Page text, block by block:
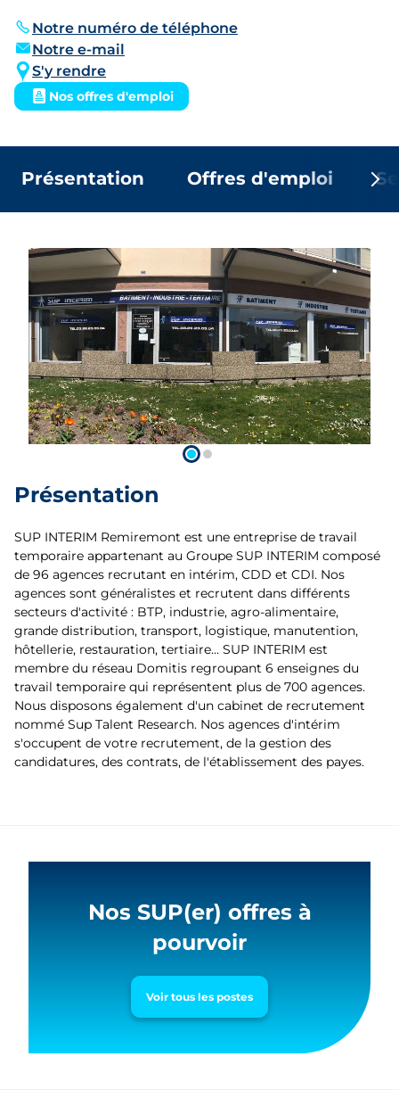
Notre numéro de téléphone
Notre e-mail
S'y rendre
Nos offres d'emploi
Présentation Offres d'emploi
Présentation
SUP INTERIM Remiremont est une entreprise de travail
temporaire appartenant au Groupe SUP INTERIM composé
de 96 agences recrutant en intérim, CDD et CDI. Nos
agences sont généralistes et recrutent dans différents
secteurs d'activité : BTP, industrie, agro-alimentaire,
grande distribution, transport, logistique, manutention,
hôtellerie, restauration, tertiaire... SUP INTERIM est
membre du réseau Domitis regroupant 6 enseignes du
travail temporaire qui représentent plus de 700 agences.
Nous disposons également d'un cabinet de recrutement
nommé Sup Talent Research. Nos agences d'intérim
s'occupent de votre recrutement, de la gestion des
candidatures, des contrats, de l'établissement des payes.
Nos SUP(er) offres à
pourvoir
Voir tous les postes